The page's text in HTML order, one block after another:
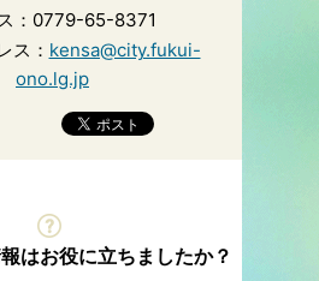
：0779-65-8371
ス： kensa@city.fukui-
ono.lg.jp
はお役に立ちましたか？